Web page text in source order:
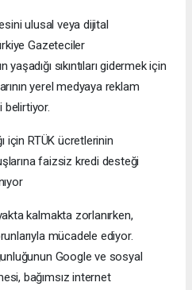
ulusal veya dijital
Gazeteciler
sıkıntıları gidermek için
yerel medyaya reklam
belirtiyor.
için RTÜK ücretlerinin
faizsiz kredi desteği
kalmakta zorlanırken,
mücadele ediyor.
Google ve sosyal
bağımsız internet